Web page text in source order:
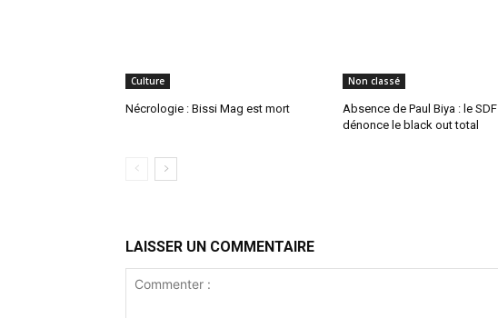
Culture
Nécrologie : Bissi Mag est mort
Non classé
Absence de Paul Biya : le SDF
dénonce le black out total
LAISSER UN COMMENTAIRE